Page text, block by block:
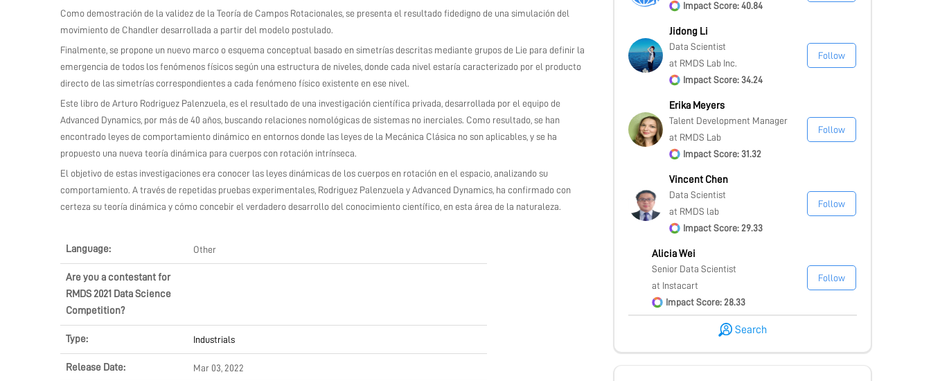
Como demostración de la validez de la Teoría de Campos Rotacionales, se presenta el resultado fidedigno de una simulación del
movimiento de Chandler desarrollada a partir del modelo postulado.
Finalmente, se propone un nuevo marco o esquema conceptual basado en simetrías descritas mediante grupos de Lie para definir la
emergencia de todos los fenómenos físicos según una estructura de niveles, donde cada nivel estaría caracterizado por el producto
directo de las simetrías correspondientes a cada fenómeno físico existente en ese nivel.
Este libro de Arturo Rodriguez Palenzuela, es el resultado de una investigación científica privada, desarrollada por el equipo de
Advanced Dynamics, por más de 40 años, buscando relaciones nomológicas de sistemas no inerciales. Como resultado, se han
encontrado leyes de comportamiento dinámico en entornos donde las leyes de la Mecánica Clásica no son aplicables, y se ha
propuesto una nueva teoría dinámica para cuerpos con rotación intrínseca.
El objetivo de estas investigaciones era conocer las leyes dinámicas de los cuerpos en rotación en el espacio, analizando su
comportamiento. A través de repetidas pruebas experimentales, Rodriguez Palenzuela y Advanced Dynamics, ha confirmado con
certeza su teoría dinámica y cómo concebir el verdadero desarrollo del conocimiento científico, en esta área de la naturaleza.
Language: Other
Are you a contestant for
RMDS 2021 Data Science
Competition?
Type: Industrials
Release Date: Mar 03, 2022
Impact Score: 40.84
Jidong Li
Data Scientist
at RMDS Lab Inc.
Impact Score: 34.24
Follow
Erika Meyers
Talent Development Manager
at RMDS Lab
Impact Score: 31.32
Follow
Vincent Chen
Data Scientist
at RMDS lab
Impact Score: 29.33
Follow
Alicia Wei
Senior Data Scientist
at Instacart
Impact Score: 28.33
Follow
Search